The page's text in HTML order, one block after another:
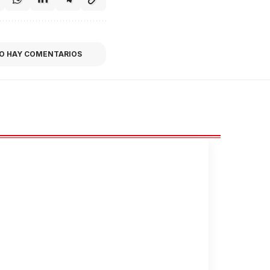
HAY COMENTARIOS